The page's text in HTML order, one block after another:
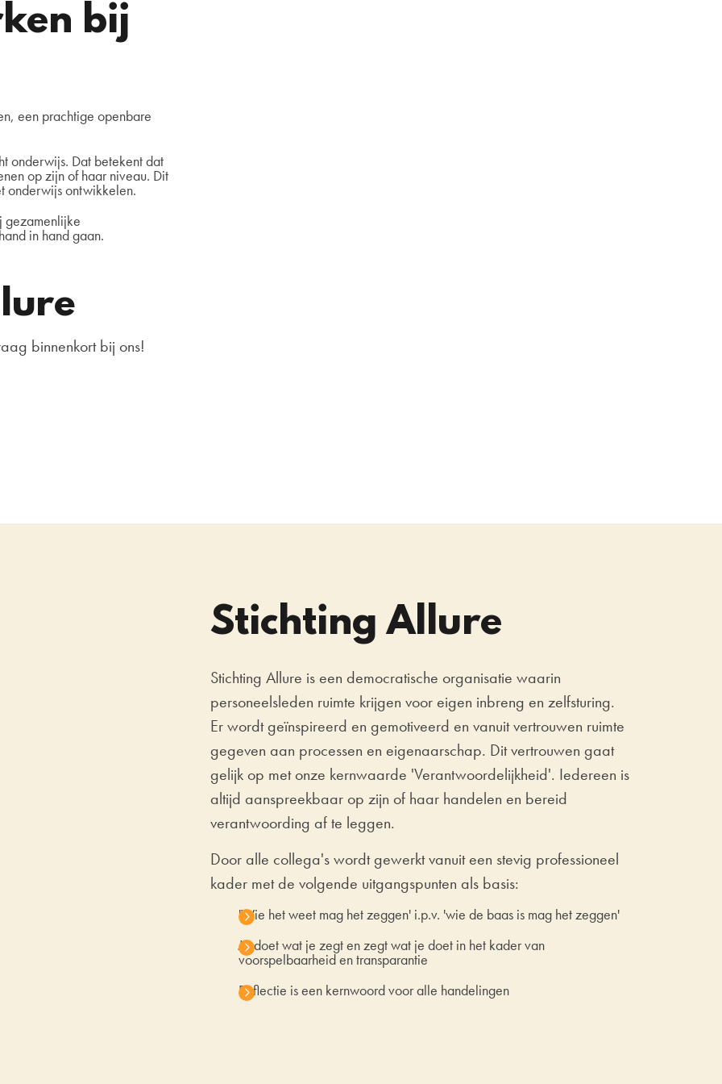
bij
een prachtige openbare
onderwijs. Dat betekent dat
op zijn of haar niveau. Dit
onderwijs ontwikkelen.
gezamenlijke
in hand gaan.
binnenkort bij ons!
Stichting Allure
Stichting Allure is een democratische organisatie waarin
personeelsleden ruimte krijgen voor eigen inbreng en zelfsturing.
Er wordt geïnspireerd en gemotiveerd en vanuit vertrouwen ruimte
gegeven aan processen en eigenaarschap. Dit vertrouwen gaat
gelijk op met onze kernwaarde 'Verantwoordelijkheid'. Iedereen is
altijd aanspreekbaar op zijn of haar handelen en bereid
verantwoording af te leggen.
Door alle collega's wordt gewerkt vanuit een stevig professioneel
kader met de volgende uitgangspunten als basis:
'Wie het weet mag het zeggen' i.p.v. 'wie de baas is mag het zeggen'
Je doet wat je zegt en zegt wat je doet in het kader van
voorspelbaarheid en transparantie
Reflectie is een kernwoord voor alle handelingen